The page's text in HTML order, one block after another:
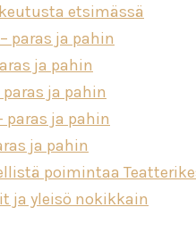
etsimässä
paras ja pahin
ja pahin
paras ja pahin
paras ja pahin
ja pahin
poimintaa
ja yleisö nokikkain